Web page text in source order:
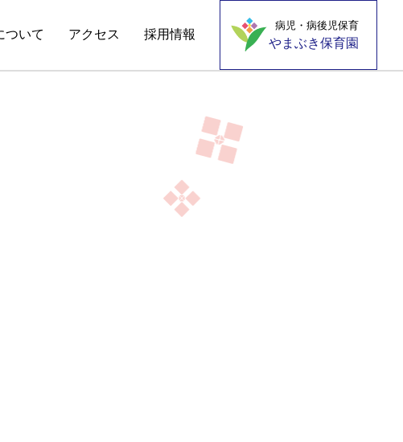
ついて アクセス 採用情報
病児・病後児保育
やまぶき保育園